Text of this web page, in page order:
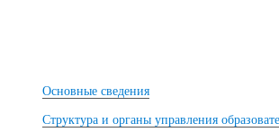
Основные сведения
Структура и органы управления